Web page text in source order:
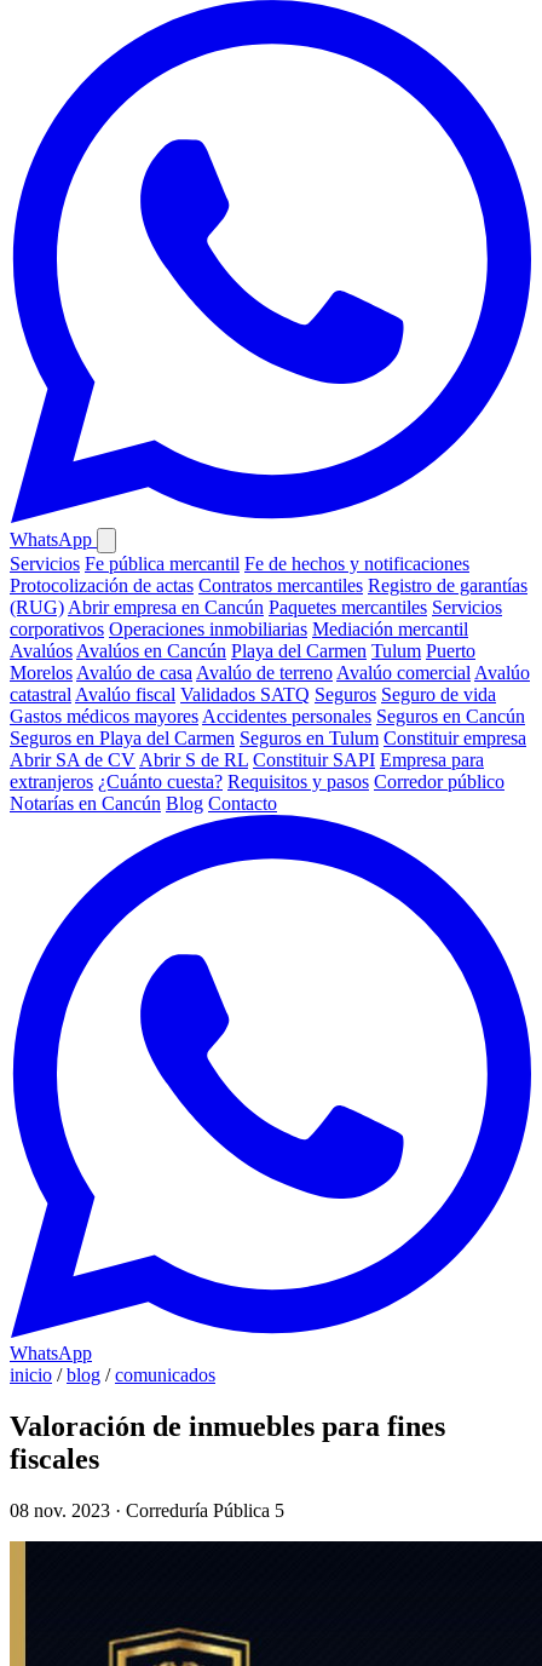
WhatsApp
Servicios Fe pública mercantil Fe de hechos y notificaciones
Protocolización de actas Contratos mercantiles Registro de garantías
(RUG) Abrir empresa en Cancún Paquetes mercantiles Servicios
corporativos Operaciones inmobiliarias Mediación mercantil
Avalúos Avalúos en Cancún Playa del Carmen Tulum Puerto
Morelos Avalúo de casa Avalúo de terreno Avalúo comercial Avalúo
catastral Avalúo fiscal Validados SATQ Seguros Seguro de vida
Gastos médicos mayores Accidentes personales Seguros en Cancún
Seguros en Playa del Carmen Seguros en Tulum Constituir empresa
Abrir SA de CV Abrir S de RL Constituir SAPI Empresa para
extranjeros ¿Cuánto cuesta? Requisitos y pasos Corredor público
Notarías en Cancún Blog Contacto
WhatsApp
inicio / blog / comunicados
Valoración de inmuebles para fines
fiscales
08 nov. 2023 · Correduría Pública 5